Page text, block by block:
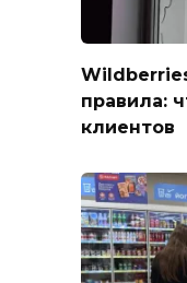
правила:
клиентов